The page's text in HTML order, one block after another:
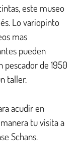
este museo
Lo variopinto
mas
pueden
pescador de 1950
taller.
acudir en
tu visita a
Schans.